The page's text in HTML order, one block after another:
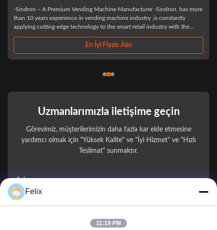
-Sindron – A Premium Vending Machine Manufacturer -Sindron, has more
than 10 years experience in vending machine industry ,is constantly
applying cutting-edge technology to the smart retail industry with the
En İyi Fiyatı Alın
Uzmanlarımızla iletişime geçin
Görevimiz, müşterilerimizin daha fazla kar elde etmesine
yardımcı olmak için "Yüksek Kalite" ve "İyi Hizmet" ve "Hızlı
Teslimat" sunmaktır.
Adınız
Felix
11:19 PM